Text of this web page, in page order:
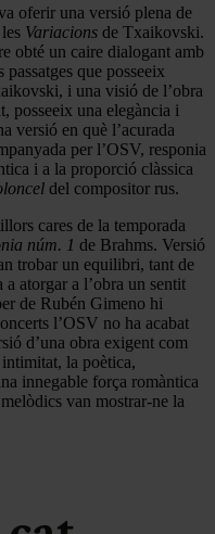
oferir una versió plena de
Variacions de Txaikovski.
obté un caire dialogant amb
que posseeix
i una visió de l’obra
posseeix una elegància i
versió en què l’acurada
per l’OSV, responia
i a la proporció clàssica
del compositor rus.
cares de la temporada
núm. 1 de Brahms. Versió
trobar un equilibri, tant de
atorgar a l’obra un sentit
de Rubén Gimeno hi
l’OSV no ha acabat
d’una obra exigent com
la poètica,
innegable força romàntica
van mostrar-ne la